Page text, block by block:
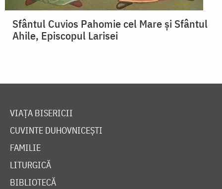
Sfântul Cuvios Pahomie cel Mare și Sfântul
Ahile, Episcopul Larisei
VIAȚA BISERICII
CUVINTE DUHOVNICEȘTI
FAMILIE
LITURGICĂ
BIBLIOTECĂ